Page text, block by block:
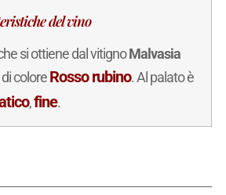
del vino
si ottiene dal vitignoMalvasia
coloreRosso rubino. Al palato è
,fine.